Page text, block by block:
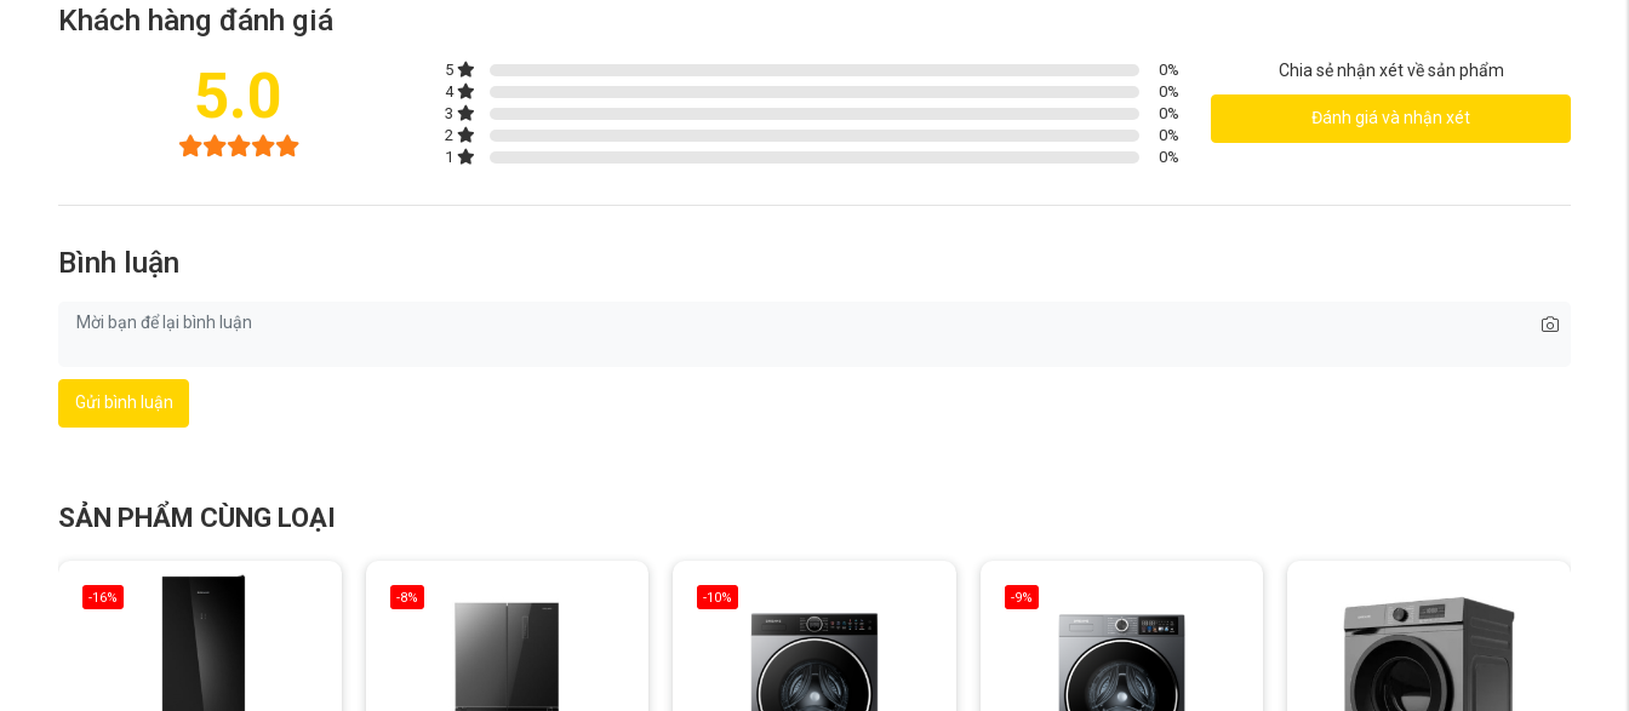
Công nghệ Zero Stable Water 3.0 bảo vệ nguồn nước luôn tươi mới
Thông lượng 1200G cùng tốc độ thanh lọc cực nhanh
Động cơ êm ái, bộ lọc tuổi thọ cao
Điều khiển thông minh với màn hình OLED và app Mijia
Thiết kế tinh tế, tối giản, phù hợp mọi không gian bếp
Khách hàng đánh giá
5.0 5 0%
4
0%
3
0%
2
0%
1
0%
Chia sẻ nhận xét về sản phẩm
Đánh giá và nhận xét
Bình luận
Gửi bình luận
SẢN PHẨM CÙNG LOẠI
-16% -8% -10% -9%